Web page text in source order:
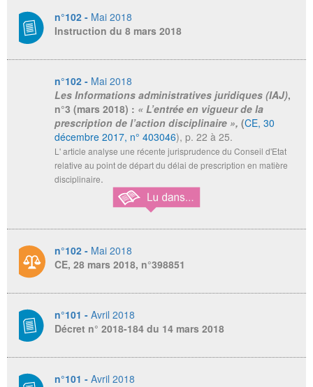
n°102 - Mai 2018
Instruction du 8 mars 2018
n°102 - Mai 2018
Les Informations administratives juridiques (IAJ),
n°3 (mars 2018) : « L’entrée en vigueur de la
prescription de l’action disciplinaire », (CE, 30
décembre 2017, n° 403046), p. 22 à 25.
L' article analyse une récente jurisprudence du Conseil d'Etat
relative au point de départ du délai de prescription en matière
disciplinaire.
n°102 - Mai 2018
CE, 28 mars 2018, n°398851
n°101 - Avril 2018
Décret n° 2018-184 du 14 mars 2018
n°101 - Avril 2018